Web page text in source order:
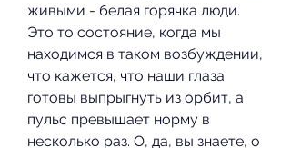
живыми - белая горячка люди.
Это то состояние, когда мы
находимся в таком возбуждении,
что кажется, что наши глаза
готовы выпрыгнуть из орбит, а
пульс превышает норму в
несколько раз. О, да, вы знаете, о